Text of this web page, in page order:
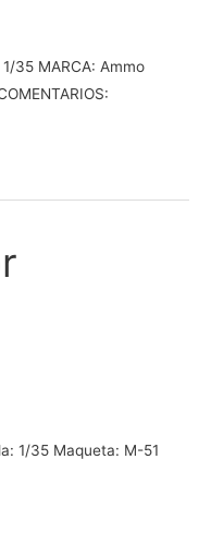
1/35 MARCA: Ammo
1/35 Maqueta: M-51